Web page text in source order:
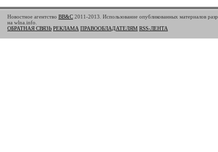
Новостное агентство BB&C 2011-2013. Использование опубликованных материалов
на wlna.info.
ОБРАТНАЯ СВЯЗЬ РЕКЛАМА ПРАВООБЛАДАТЕЛЯМ RSS-ЛЕНТА